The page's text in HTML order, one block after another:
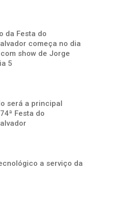
da Festa do
começa no dia
show de Jorge
5
será a principal
Festa do
a serviço da